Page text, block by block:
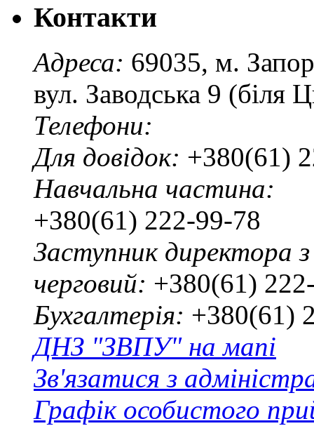
Контакти
Адреса: 69035, м.
вул. Заводська 9 (біля
Телефони:
Для довідок: +380(61)
Навчальна частина:
+380(61) 222-99-78
Заступник директора
черговий: +380(61)
Бухгалтерія: +380(61)
ДНЗ "ЗВПУ" на мапі
Зв'язатися з
Графік особистого